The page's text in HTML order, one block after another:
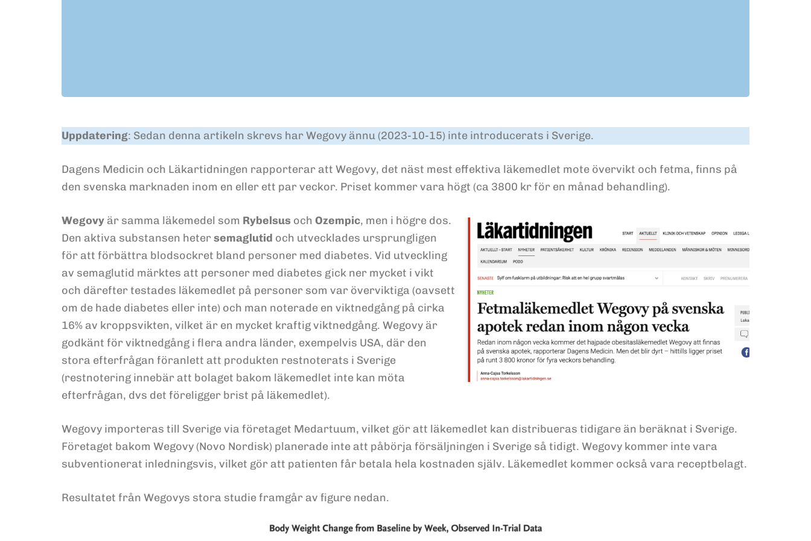
Uppdatering: Sedan denna artikeln skrevs har Wegovy ännu (2023-10-15) inte introducerats i Sverige.
Dagens Medicin och Läkartidningen rapporterar att Wegovy, det näst mest effektiva läkemedlet mote övervikt och fetma, finns på
den svenska marknaden inom en eller ett par veckor. Priset kommer vara högt (ca 3800 kr för en månad behandling).
Wegovy är samma läkemedel som Rybelsus och Ozempic, men i högre dos.
Den aktiva substansen hetersemaglutid och utvecklades ursprungligen
för att förbättra blodsockret bland personer med diabetes. Vid utveckling
av semaglutid märktes att personer med diabetes gick ner mycket i vikt
och därefter testades läkemedlet på personer som var överviktiga (oavsett
om de hade diabetes eller inte) och man noterade en viktnedgång på cirka
16% av kroppsvikten, vilket är en mycket kraftig viktnedgång. Wegovy är
godkänt för viktnedgång i flera andra länder, exempelvis USA, där den
stora efterfrågan föranlett att produkten restnoterats i Sverige
(restnotering innebär att bolaget bakom läkemedlet inte kan möta
efterfrågan, dvs det föreligger brist på läkemedlet).
Wegovy importeras till Sverige via företaget Medartuum, vilket gör att läkemedlet kan distribueras tidigare än beräknat i Sverige.
Företaget bakom Wegovy (Novo Nordisk) planerade inte att påbörja försäljningen i Sverige så tidigt. Wegovy kommer inte vara
subventionerat inledningsvis, vilket gör att patienten får betala hela kostnaden själv. Läkemedlet kommer också vara receptbelagt.
Resultatet från Wegovys stora studie framgår av figure nedan.